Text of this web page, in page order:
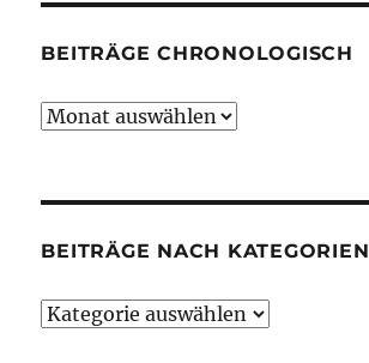
BEITRÄGE CHRONOLOGISCH
Beiträge
BEITRÄGE NACH KATEGORIEN
Beiträge